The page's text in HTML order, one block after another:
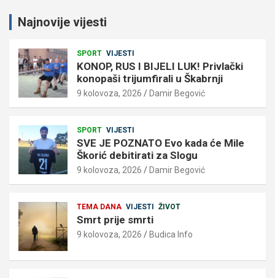
Najnovije vijesti
SPORT VIJESTI
KONOP, RUS I BIJELI LUK! Privlački
konopaši trijumfirali u Škabrnji
9 kolovoza, 2026 Damir Begović
SPORT VIJESTI
SVE JE POZNATO Evo kada će Mile
Škorić debitirati za Slogu
9 kolovoza, 2026 Damir Begović
TEMA DANA VIJESTI ŽIVOT
Smrt prije smrti
9 kolovoza, 2026 Budica Info